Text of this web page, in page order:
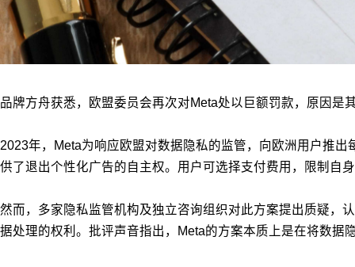
品牌方舟获悉，欧盟委员会再次对Meta处以巨额罚款，原因
2023年，Meta为响应欧盟对数据隐私的监管，向欧洲用户推
供了退出个性化广告的自主权。用户可选择支付费用，限制自
然而，多家隐私监管机构及独立咨询组织对此方案提出质疑，
据处理的权利。批评声音指出，Meta的方案本质上是在将数据